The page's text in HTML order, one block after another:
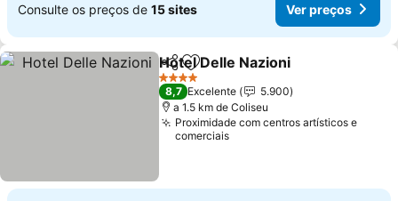
Consulte os preços de 15 sites Ver preços
PartilharAdicionar aos favoritos
Hotel Delle Nazioni
4 Estrelas
8,7 Excelente
5.900
a 1.5 km de Coliseu
Proximidade com centros artísticos e
comerciais